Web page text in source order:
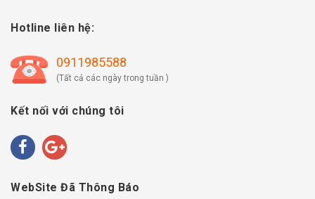
Hotline liên hệ:
0911985588
(Tất cả các ngày trong tuần )
Kết nối với chúng tôi
WebSite Đã Thông Báo